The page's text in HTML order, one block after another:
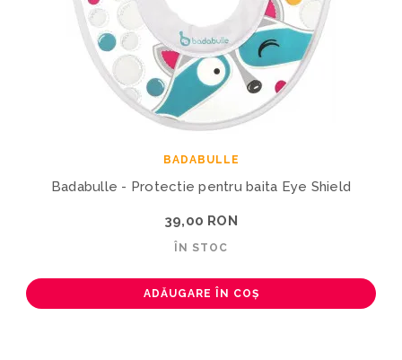
BADABULLE
Badabulle - Protectie pentru baita Eye Shield
39,00 RON
ÎN STOC
ADĂUGARE ÎN COȘ